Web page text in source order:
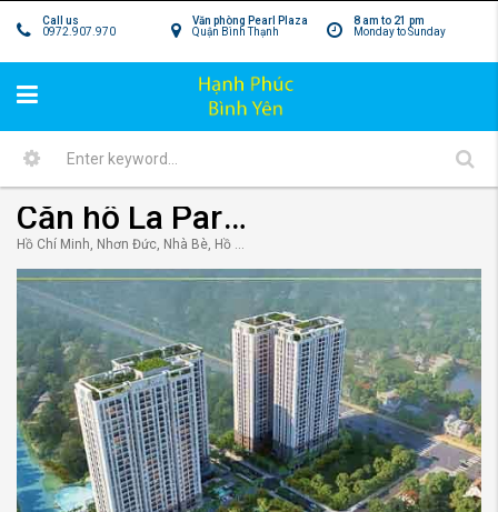
8 am to 21 pm
Monday to Sunday
Văn phòng Pearl Plaza
Quận Bình Thạnh
Call us
0972.907.970
Căn hộ La Partenza Nhà Bè – Kiến tạo giá trị sống đích thực
Hồ Chí Minh, Nhơn Đức, Nhà Bè, Hồ Chí Minh 70000, Việt Nam